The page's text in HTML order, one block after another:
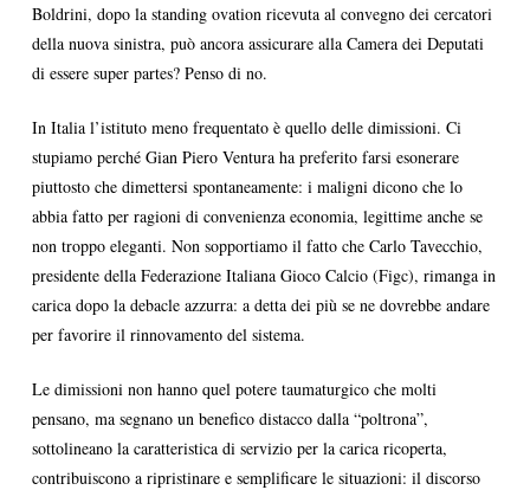
Boldrini, dopo la standing ovation ricevuta al convegno dei cercatori
della nuova sinistra, può ancora assicurare alla Camera dei Deputati
di essere super partes? Penso di no.
In Italia l’istituto meno frequentato è quello delle dimissioni. Ci
stupiamo perché Gian Piero Ventura ha preferito farsi esonerare
piuttosto che dimettersi spontaneamente: i maligni dicono che lo
abbia fatto per ragioni di convenienza economia, legittime anche se
non troppo eleganti. Non sopportiamo il fatto che Carlo Tavecchio,
presidente della Federazione Italiana Gioco Calcio (Figc), rimanga in
carica dopo la debacle azzurra: a detta dei più se ne dovrebbe andare
per favorire il rinnovamento del sistema.
Le dimissioni non hanno quel potere taumaturgico che molti
pensano, ma segnano un benefico distacco dalla “poltrona”,
sottolineano la caratteristica di servizio per la carica ricoperta,
contribuiscono a ripristinare e semplificare le situazioni: il discorso